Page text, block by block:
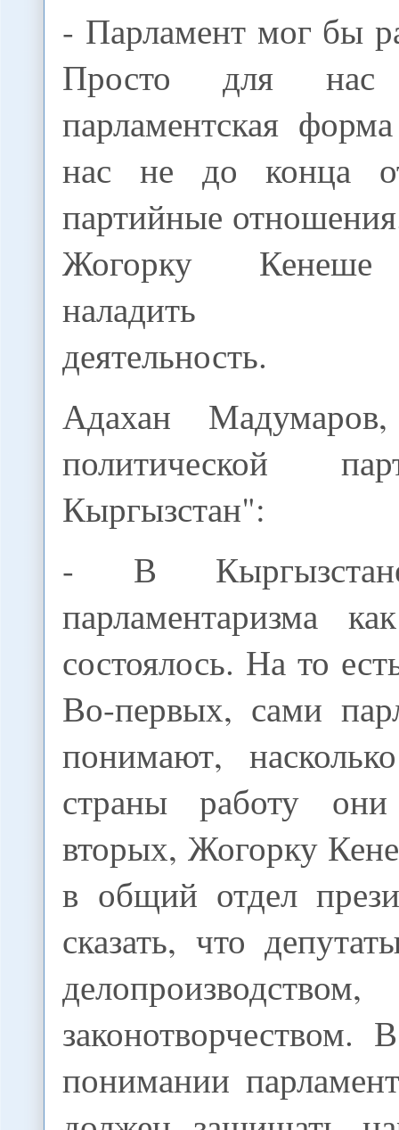
- Парламент мог бы
Просто для
парламентская
нас не до конца
партийные
Жогорку Кенеше
наладить
деятельность.
Адахан Мадумаров,
политической
Кыргызстан":
- В
парламентаризма
состоялось. На то
Во-первых, сами
понимают,
страны работу
вторых, Жогорку
в общий отдел
сказать, что
законотворчеством.
понимании